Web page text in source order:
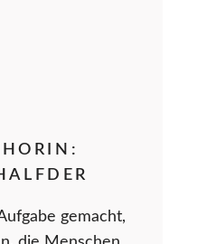
gemacht,